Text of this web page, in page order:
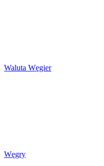
Waluta Węgier
Węgry